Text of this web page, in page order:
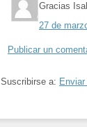
Gracias
27 de
Publicar un
Suscribirse a: